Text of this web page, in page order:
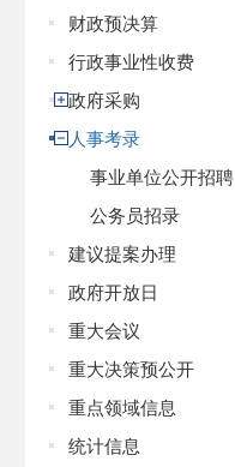
财政预决算
行政事业性收费
政府采购
人事考录
事业单位公开招聘
公务员招录
建议提案办理
政府开放日
重大会议
重大决策预公开
重点领域信息
统计信息